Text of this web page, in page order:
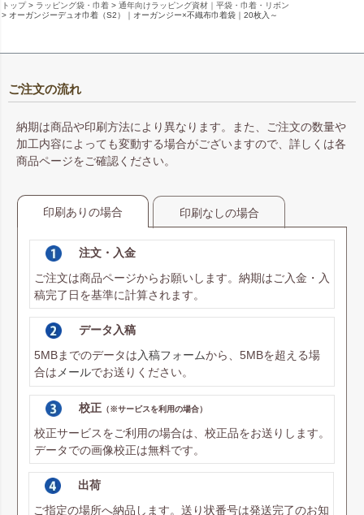
で仕上がる簡単ラッピング。
関連キーワード：セール商品
トップ ラッピング袋・巾着
通年向けラッピング資材｜平袋・巾着・リボン
オーガンジーデュオ巾着（S2）｜オーガンジー×不織布巾着袋｜20枚入～
ご注文の流れ
納期は商品や印刷方法により異なります。また、ご注文の数量や
加工内容によっても変動する場合がございますので、詳しくは各
商品ページをご確認ください。
印刷ありの場合 印刷なしの場合
注文・入金
ご注文は商品ページからお願いします。納期はご入金・入
稿完了日を基準に計算されます。
データ入稿
5MBまでのデータは入稿フォームから、5MBを超える場
合はメールでお送りください。
校正 （※サービスを利用の場合）
校正サービスをご利用の場合は、校正品をお送りします。
データでの画像校正は無料です。
出荷
ご指定の場所へ納品します。送り状番号は発送完了のお知